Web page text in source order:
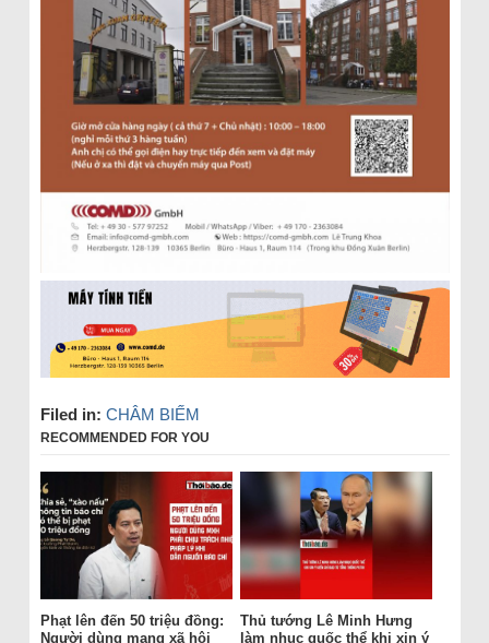
Filed in: CHÂM BIẾM
RECOMMENDED FOR YOU
Phạt lên đến 50 triệu đồng:
Người dùng mạng xã hội
Thủ tướng Lê Minh Hưng
làm nhục quốc thể khi xin ý